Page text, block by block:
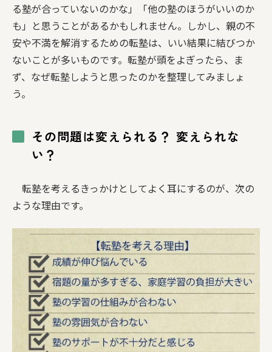
る塾が合っていないのかな」「他の塾のほうがいいのか
も」と思うことがあるかもしれません。しかし、親の不
安や不満を解消するための転塾は、いい結果に結びつか
ないことが多いものです。転塾が頭をよぎったら、ま
ず、なぜ転塾しようと思ったのかを整理してみましょ
う。
その問題は変えられる？ 変えられな
い？
転塾を考えるきっかけとしてよく耳にするのが、次の
ような理由です。